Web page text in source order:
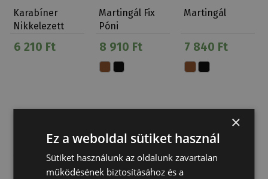
Karabíner
Nikkelezett
6 210 Ft
Martingál Fix
Póni
8 910 Ft
Martingál
7 840 Ft
×
Ez a weboldal sütiket használ
Sütiket használunk az oldalunk zavartalan
működésének biztosításához és a